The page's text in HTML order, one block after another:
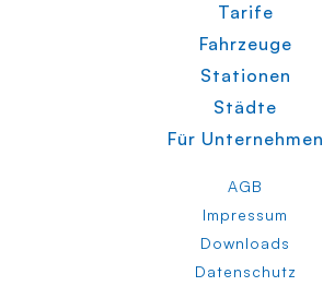
Tarife
Fahrzeuge
Stationen
Städte
Für Unternehmen
AGB
Impressum
Downloads
Datenschutz